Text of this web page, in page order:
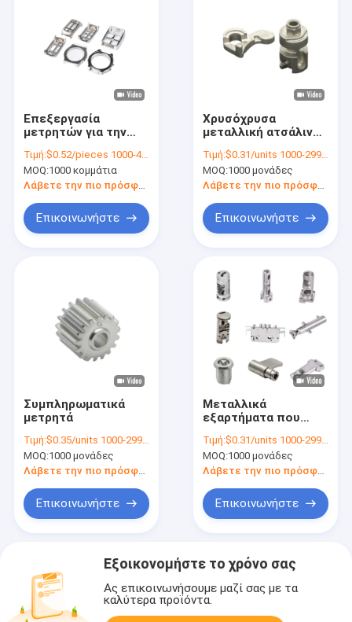
Επεξεργασία
μετρητών για την
κάλυψη PVD
Τιμή:$0.52/pieces 1000-4999 pieces
MOQ:1000 κομμάτια
Λάβετε την πιο πρόσφατη τιμή
Επικοινωνήστε
Χρυσόχρυσα
μεταλλική ατσάλινη
κλειδώματος πυρήνα
PM επεξεργασία
Τιμή:$0.31/units 1000-2999 units
MOQ:1000 μονάδες
Επικοινωνήστε
Συμπληρωματικά
μετρητά
Τιμή:$0.35/units 1000-2999 units
MOQ:1000 μονάδες
Λάβετε την πιο πρόσφατη τιμή
Επικοινωνήστε
Μεταλλικά
εξαρτήματα που
για την εκτόξευση
με άμμο
Τιμή:$0.31/units 1000-2999 units
MOQ:1000 μονάδες
Λάβετε την πιο πρόσφατη τιμή
Επικοινωνήστε
Εξοικονομήστε το χρόνο σας
Ας επικοινωνήσουμε μαζί σας με τα
καλύτερα προϊόντα.